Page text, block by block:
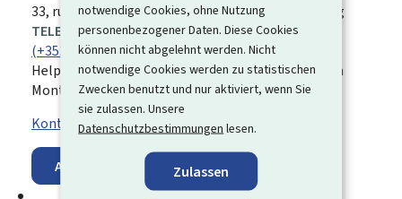
notwendige Cookies, ohne Nutzung
personenbezogener Daten. Diese Cookies
können nicht abgelehnt werden. Nicht
notwendige Cookies werden zu statistischen
Zwecken benutzt und nur aktiviert, wenn Sie
sie zulassen. Unsere
Datenschutzbestimmungen lesen.
Zulassen
ADRESSE:
33, rue de GasperichL-5826Hesperange
Luxemburg
TELEFON:
(+352) 247 53 000
Helpline „Elektronischer Assistent“ erreichbar von
Montag bis Freitag von 7:45 bis 17:00 Uhr
Kontaktformular
Auf der Karte anzeigen